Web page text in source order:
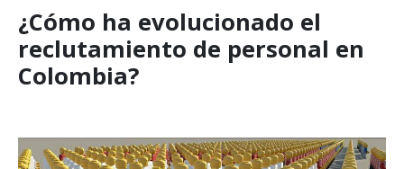
¿Cómo ha evolucionado el
reclutamiento de personal en
Colombia?